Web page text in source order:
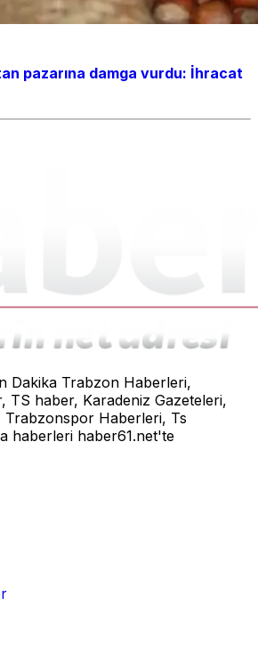
pazarına damga vurdu: İhracat
Dakika Trabzon Haberleri,
TS haber, Karadeniz Gazeteleri,
Trabzonspor Haberleri, Ts
haberleri haber61.net'te